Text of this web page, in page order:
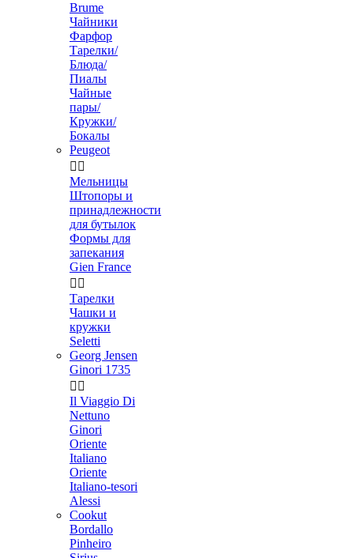
Brume
Чайники
Фарфор
Тарелки/
Блюда/
Пиалы
Чайные
пары/
Кружки/
Бокалы
Peugeot
 
Мельницы
Штопоры и
принадлежности
для бутылок
Формы для
запекания
Gien France
 
Тарелки
Чашки и
кружки
Seletti
Georg Jensen
Ginori 1735
 
Il Viaggio Di
Nettuno
Ginori
Oriente
Italiano
Oriente
Italiano-tesori
Alessi
Cookut
Bordallo
Pinheiro